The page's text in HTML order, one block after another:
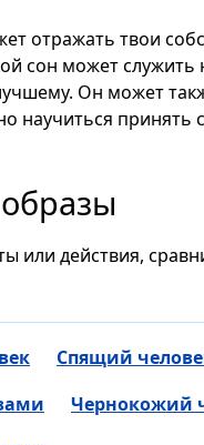
отражать твои
сон может
Он может
принять
или действия,
Спящий
Чернокожий